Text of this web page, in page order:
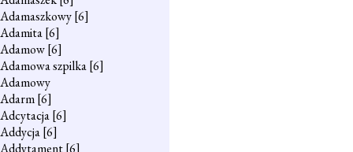
Adamaszkowy[6]
Adamita[6]
Adamow[6]
Adamowa szpilka[6]
Adamowy
Adarm[6]
Adcytacja[6]
Addycja[6]
Addytament[6]